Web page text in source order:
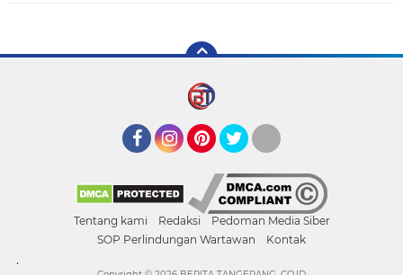
Tentang kami Redaksi
Pedoman Media Siber
SOP Perlindungan Wartawan
Kontak
.